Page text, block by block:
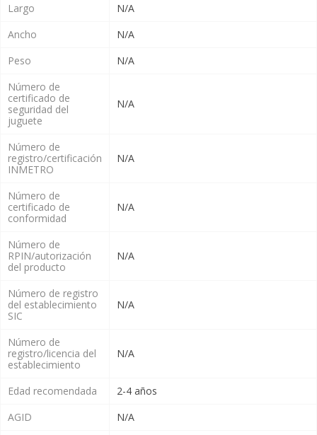
Largo
N/A
Ancho
N/A
Peso
N/A
Número de
certificado de
seguridad del
juguete
N/A
Número de
registro/certificación
INMETRO
N/A
Número de
certificado de
conformidad
N/A
Número de
RPIN/autorización
del producto
N/A
Número de registro
del establecimiento
SIC
N/A
Número de
registro/licencia del
establecimiento
N/A
Edad recomendada
2-4 años
AGID
N/A